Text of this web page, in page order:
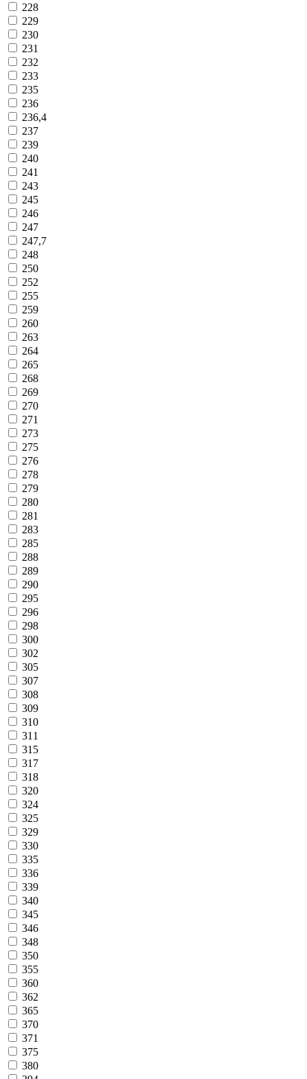
228
229
230
231
232
233
235
236
236,4
237
239
240
241
243
245
246
247
247,7
248
250
252
255
259
260
263
264
265
268
269
270
271
273
275
276
278
279
280
281
283
285
288
289
290
295
296
298
300
302
305
307
308
309
310
311
315
317
318
320
324
325
329
330
335
336
339
340
345
346
348
350
355
360
362
365
370
371
375
380